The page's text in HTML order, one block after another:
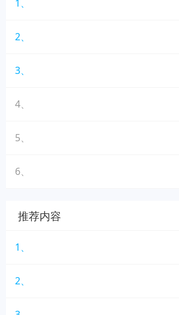
1、
2、
3、
4、
5、
6、
推荐内容
1、
2、